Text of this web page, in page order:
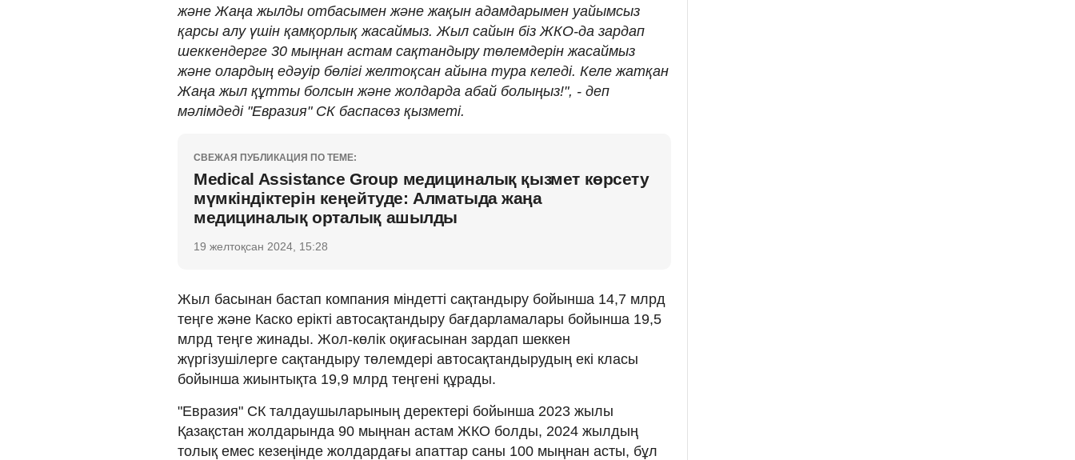
және Жаңа жылды отбасымен және жақын адамдарымен уайымсыз
қарсы алу үшін қамқорлық жасаймыз. Жыл сайын біз ЖКО-да зардап
шеккендерге 30 мыңнан астам сақтандыру төлемдерін жасаймыз
және олардың едәуір бөлігі желтоқсан айына тура келеді. Келе жатқан
Жаңа жыл құтты болсын және жолдарда абай болыңыз!", - деп
мәлімдеді "Евразия" СК баспасөз қызметі.
СВЕЖАЯ ПУБЛИКАЦИЯ ПО ТЕМЕ:
Medical Assistance Group медициналық қызмет көрсету
мүмкіндіктерін кеңейтуде: Алматыда жаңа
медициналық орталық ашылды
19 желтоқсан 2024, 15:28
Жыл басынан бастап компания міндетті сақтандыру бойынша 14,7 млрд
теңге және Каско ерікті автосақтандыру бағдарламалары бойынша 19,5
млрд теңге жинады. Жол-көлік оқиғасынан зардап шеккен
жүргізушілерге сақтандыру төлемдері автосақтандырудың екі класы
бойынша жиынтықта 19,9 млрд теңгені құрады.
"Евразия" СК талдаушыларының деректері бойынша 2023 жылы
Қазақстан жолдарында 90 мыңнан астам ЖКО болды, 2024 жылдың
толық емес кезеңінде жолдардағы апаттар саны 100 мыңнан асты, бұл